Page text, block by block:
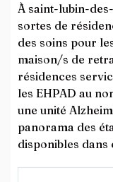
À saint-lubin-
sortes de
des soins pour
maison/s de
résidences
les EHPAD au
une unité
panorama des
disponibles dans